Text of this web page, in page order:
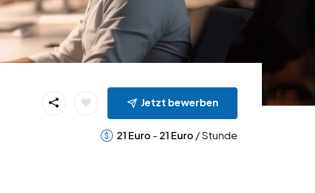
Jetzt bewerben
21 Euro - 21 Euro / Stunde